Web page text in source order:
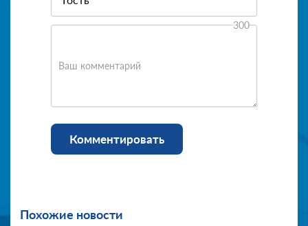
Ваш комментарий
300
Комментировать
Похожие новости